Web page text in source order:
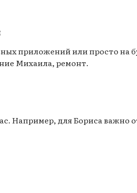
приложений или просто на
Михаила, ремонт.
Например, для Бориса важно